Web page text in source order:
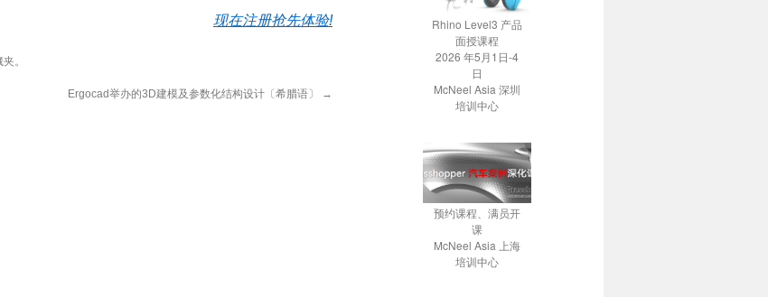
现在注册抢先体验!
。
Ergocad举办的3D建模及参数化结构设计〔希腊语〕 →
Rhino Level3 产品
面授课程
2026 年5月1日-4
日
McNeel Asia 深圳
培训中心
预约课程、满员开
课
McNeel Asia 上海
培训中心